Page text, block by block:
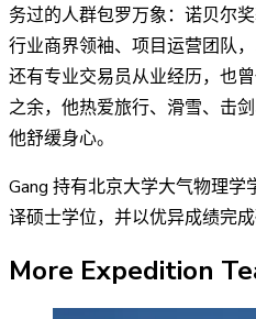
务过的人群包罗万象：诺贝尔
行业商界领袖、项目运营团队
还有专业交易员从业经历，也
之余，他热爱旅行、滑雪、击
他舒缓身心。
Gang 持有北京大学大气物理
译硕士学位，并以优异成绩完成
More Expedition